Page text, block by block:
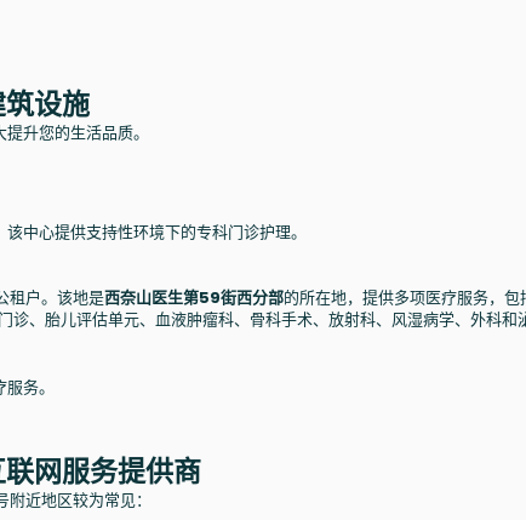
设施
升您的生活品质。
中心提供支持性环境下的专科门诊护理。
租户。该地是西奈山医生第59街西分部的所在地，提供多项医疗服务，包
、胎儿评估单元、血液肿瘤科、骨科手术、放射科、风湿病学、外科和
务。
网服务提供商
近地区较为常见：